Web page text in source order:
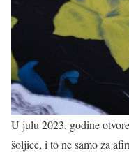
U julu 2023. godine
šoljice, i to ne samo za